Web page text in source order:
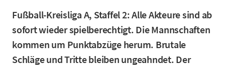
Fußball-Kreisliga A, Staffel 2: Alle Akteure sind ab
sofort wieder spielberechtigt. Die Mannschaften
kommen um Punktabzüge herum. Brutale
Schläge und Tritte bleiben ungeahndet. Der